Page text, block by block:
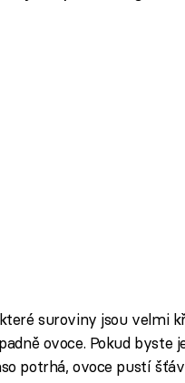
suroviny jsou velmi
ovoce. Pokud byste
potrhá, ovoce pustí